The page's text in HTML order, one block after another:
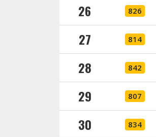
26 826
27 814
28 842
29 807
30 834